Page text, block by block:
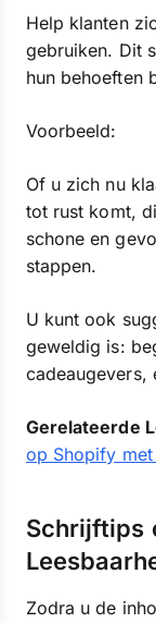
Help klanten
gebruiken. Dit
hun behoeften
Voorbeeld:
Of u zich nu
tot rust komt,
schone en
stappen.
U kunt ook
geweldig is:
cadeaugevers,
Gerelateerde
op Shopify
Schrijftips
Zodra u de